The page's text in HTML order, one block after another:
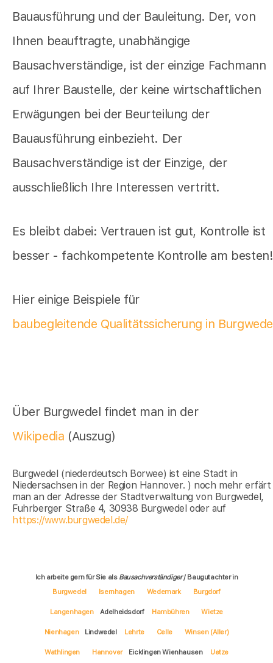
Bauausführung und der Bauleitung. Der, von
Ihnen beauftragte, unabhängige
Bausachverständige, ist der einzige Fachmann
auf Ihrer Baustelle, der keine wirtschaftlichen
Erwägungen bei der Beurteilung der
Bauausführung einbezieht. Der
Bausachverständige ist der Einzige, der
ausschließlich Ihre Interessen vertritt.
Es bleibt dabei: Vertrauen ist gut, Kontrolle ist
besser - fachkompetente Kontrolle am besten!
Hier einige Beispiele für
baubegleitende Qualitätssicherung in
Über Burgwedel findet man in der
Wikipedia (Auszug)
Burgwedel (niederdeutsch Borwee) ist eine Stadt in
Niedersachsen in der Region Hannover. ) noch mehr erfärt
man an der Adresse der Stadtverwaltung von Burgwedel,
Fuhrberger Straße 4, 30938 Burgwedel oder auf
https://www.burgwedel.de/
Ich arbeite gern für Sie als Bausachverständiger/ Baugutachter in
Burgwedel
Isernhagen Wedemark Burgdorf
Langenhagen Adelheidsdorf Hambühren Wietze
Nienhagen Lindwedel Lehrte Celle Winsen (Aller)
Wathlingen Hannover Eicklingen Wienhausen Uetze